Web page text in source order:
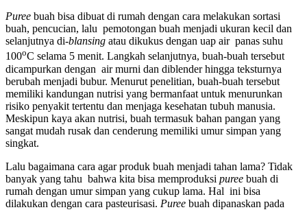
Puree buah bisa dibuat di rumah dengan cara melakukan sortasi
buah, pencucian, lalu pemotongan buah menjadi ukuran kecil dan
selanjutnya di-blansing atau dikukus dengan uap air panas suhu
100oC selama 5 menit. Langkah selanjutnya, buah-buah tersebut
dicampurkan dengan air murni dan diblender hingga teksturnya
berubah menjadi bubur. Menurut penelitian, buah-buah tersebut
memiliki kandungan nutrisi yang bermanfaat untuk menurunkan
risiko penyakit tertentu dan menjaga kesehatan tubuh manusia.
Meskipun kaya akan nutrisi, buah termasuk bahan pangan yang
sangat mudah rusak dan cenderung memiliki umur simpan yang
singkat.
Lalu bagaimana cara agar produk buah menjadi tahan lama? Tidak
banyak yang tahu bahwa kita bisa memproduksi puree buah di
rumah dengan umur simpan yang cukup lama. Hal ini bisa
dilakukan dengan cara pasteurisasi. Puree buah dipanaskan pada